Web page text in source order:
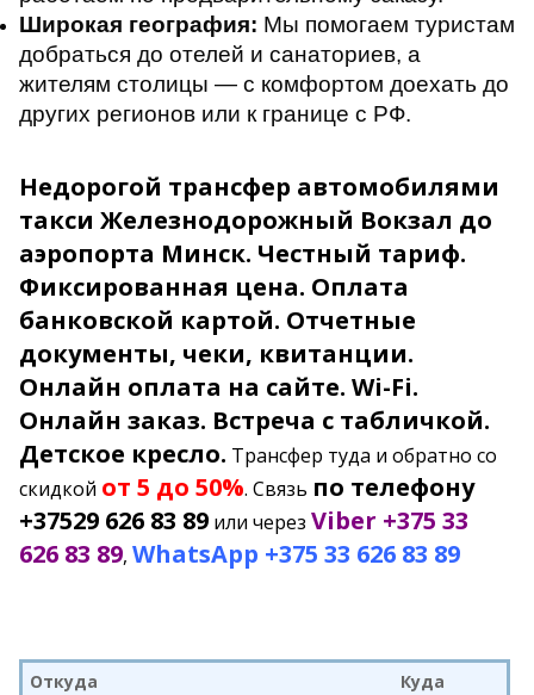
Широкая география: Мы помогаем туристам
добраться до отелей и санаториев, а
жителям столицы — с комфортом доехать до
других регионов или к границе с РФ.
Недорогой трансфер автомобилями
такси Железнодорожный Вокзал до
аэропорта Минск. Честный тариф.
Фиксированная цена. Оплата
банковской картой. Отчетные
документы, чеки, квитанции.
Онлайн оплата на сайте. Wi-Fi.
Онлайн заказ. Встреча с табличкой.
Детское кресло. Трансфер туда и обратно со
скидкой от 5 до 50%. Связь по телефону
+37529 626 83 89 или через Viber +375 33
626 83 89, WhatsApp +375 33 626 83 89
Откуда
Куда